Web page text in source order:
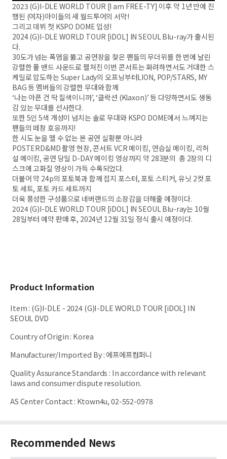
2023 (G)I-DLE WORLD TOUR [I am FREE-TY] 이후 약 1년 만에 진
행된 (여자)아이들의 새 월드투어의 서막!
그리고 데뷔 첫 KSPO DOME 입성!
2024 (G)I-DLE WORLD TOUR [iDOL] IN SEOUL Blu-ray가 출시된
다.
30도가 넘는 폭염을 뚫고 공연장을 찾은 팬들의 무더위를 한 번에 날린
강렬한 풀 밴드 사운드로 펼쳐진 이번 콘서트는 화려하면서도 거대한 스
케일로 압도하는 Super Lady의 오프닝부터LION, POP/STARS, MY
BAG 등 멤버들의 강렬한 무대와 함께
‘나는 아픈 건 딱 질색이니까’, ‘클락션 (Klaxon)’ 등 다양하면서도 생동
감 있는 무대를 선사한다.
또한 5인 5색 개성이 넘치는 솔로 무대와 KSPO DOME에서 느껴지는
팬들의 떼창 호응까지!
한 시도 눈을 뗄 수 없는 본 공연 실황뿐 아니라
POSTERD&MD 촬영 현장, 콘서트 VCR 메이킹, 연습실 메이킹, 리허
설 메이킹, 공연 당일 D-DAY 메이킹 영상까지 약 283분의 총 2장의 디
스크에 고화질 영상이 가득 수록되었다.
더불어 약 24p의 포토북과 함께 접지 포스터, 포토 스티커, 유닛 2컷 포
토 세트, 포토 카드 세트까지
더욱 풍성한 구성품으로 네버랜드의 소장감을 더해줄 예정이다.
2024 (G)I-DLE WORLD TOUR [iDOL] IN SEOUL Blu-ray는 10월
28일부터 예약 판매 후, 2024년 12월 31일 정식 출시 예정이다.
Product Information
Item: (G)I-DLE - 2024 (G)I-DLE WORLD TOUR [iDOL] IN
SEOUL DVD
Country of Origin: Korea
Manufacturer/Imported By:에프에프컴퍼니
Quality Assurance Standards : In accordance with relevant
laws and consumer dispute resolution.
AS Center Contact: Ktown4u, 02-552-0978
Recommended News